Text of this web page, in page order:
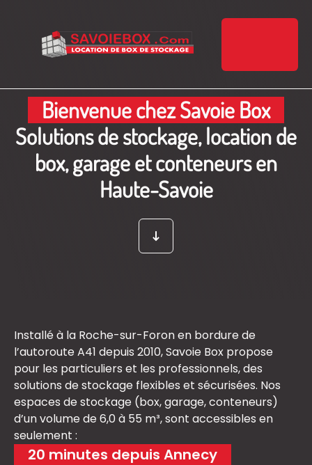
Bienvenue chez Savoie Box
Solutions de stockage, location de
box, garage et conteneurs en
Haute-Savoie
Installé à la Roche-sur-Foron en bordure de
l’autoroute A41 depuis 2010, Savoie Box propose
pour les particuliers et les professionnels, des
solutions de stockage flexibles et sécurisées. Nos
espaces de stockage (box, garage, conteneurs)
d’un volume de 6,0 à 55 m³, sont accessibles en
seulement :
20 minutes depuis Annecy